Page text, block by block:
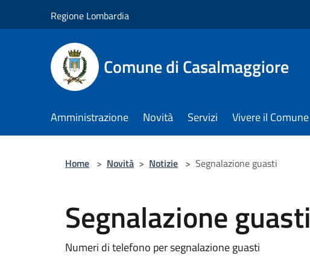
Regione Lombardia
Comune di Casalmaggiore
Amministrazione Novità Servizi Vivere il Comune
Home > Novità > Notizie > Segnalazione guasti
Segnalazione guasti
Numeri di telefono per segnalazione guasti